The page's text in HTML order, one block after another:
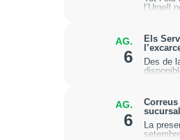
l’Urgell
AG.
6
Els
Des de
AG.
6
La